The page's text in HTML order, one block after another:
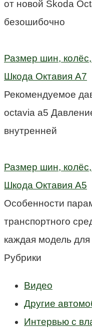
от новой Skoda
безошибочно
Размер шин,
Шкода Октавия А7
Рекомендуемое
octavia a5
внутренней
Размер шин,
Шкода Октавия А5
Особенности
транспортного
каждая модель
Рубрики
Видео
Другие
Интервью с